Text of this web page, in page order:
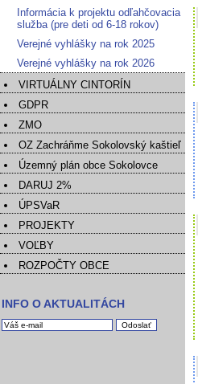
Informácia k projektu odľahčovacia
služba (pre deti od 6-18 rokov)
Verejné vyhlášky na rok 2025
Verejné vyhlášky na rok 2026
VIRTUÁLNY CINTORÍN
GDPR
ZMO
OZ Zachráňme Sokolovský kaštieľ
Územný plán obce Sokolovce
DARUJ 2%
ÚPSVaR
PROJEKTY
VOĽBY
ROZPOČTY OBCE
INFO O AKTUALITÁCH